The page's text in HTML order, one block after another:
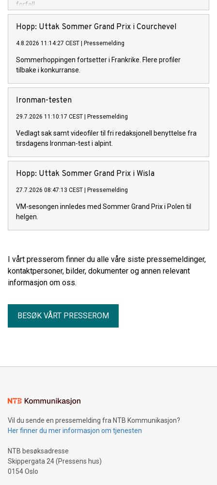
forfall.
Hopp: Uttak Sommer Grand Prix i Courchevel
4.8.2026 11:14:27 CEST Pressemelding
Sommerhoppingen fortsetter i Frankrike. Flere profiler
tilbake i konkurranse.
Ironman-testen
29.7.2026 11:10:17 CEST Pressemelding
Vedlagt sak samt videofiler til fri redaksjonell benyttelse fra
tirsdagens Ironman-test i alpint.
Hopp: Uttak Sommer Grand Prix i Wisla
27.7.2026 08:47:13 CEST Pressemelding
VM-sesongen innledes med Sommer Grand Prix i Polen til
helgen.
I vårt presserom finner du alle våre siste pressemeldinger,
kontaktpersoner, bilder, dokumenter og annen relevant
informasjon om oss.
BESØK VÅRT PRESSEROM
Vil du sende en pressemelding fra NTB Kommunikasjon?
Her finner du mer informasjon om tjenesten
NTB besøksadresse
Skippergata 24 (Pressens hus)
0154 Oslo